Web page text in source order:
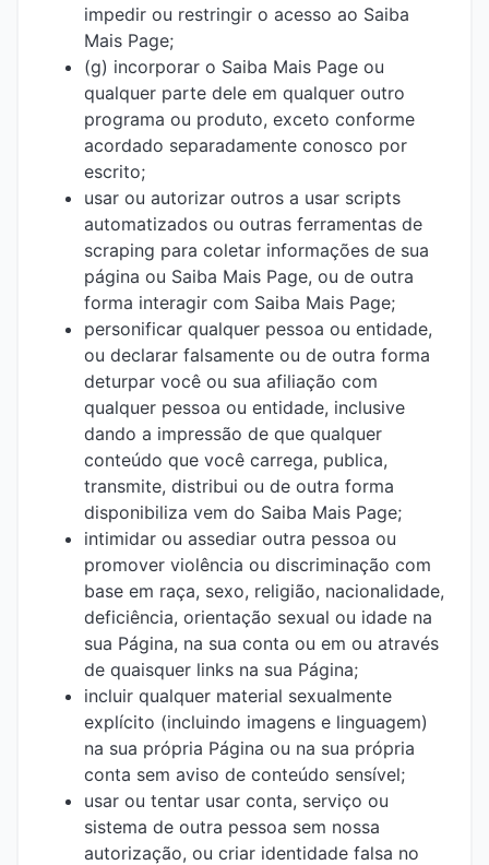
impedir ou restringir o acesso ao Saiba
Mais Page;
(g) incorporar o Saiba Mais Page ou
qualquer parte dele em qualquer outro
programa ou produto, exceto conforme
acordado separadamente conosco por
escrito;
usar ou autorizar outros a usar scripts
automatizados ou outras ferramentas de
scraping para coletar informações de sua
página ou Saiba Mais Page, ou de outra
forma interagir com Saiba Mais Page;
personificar qualquer pessoa ou entidade,
ou declarar falsamente ou de outra forma
deturpar você ou sua afiliação com
qualquer pessoa ou entidade, inclusive
dando a impressão de que qualquer
conteúdo que você carrega, publica,
transmite, distribui ou de outra forma
disponibiliza vem do Saiba Mais Page;
intimidar ou assediar outra pessoa ou
promover violência ou discriminação com
base em raça, sexo, religião, nacionalidade,
deficiência, orientação sexual ou idade na
sua Página, na sua conta ou em ou através
de quaisquer links na sua Página;
incluir qualquer material sexualmente
explícito (incluindo imagens e linguagem)
na sua própria Página ou na sua própria
conta sem aviso de conteúdo sensível;
usar ou tentar usar conta, serviço ou
sistema de outra pessoa sem nossa
autorização, ou criar identidade falsa no